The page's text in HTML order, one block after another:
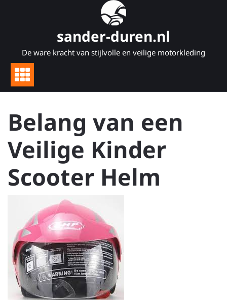
sander-duren.nl
De ware kracht van stijlvolle en veilige motorkleding
Belang van een
Veilige Kinder
Scooter Helm